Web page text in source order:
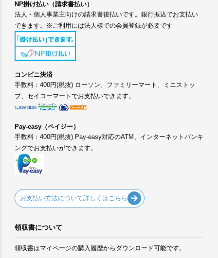
NP掛け払い（請求書払い）
法人・個人事業主向けの請求書後払いです。銀行振込でお支払い
できます。※ご利用には法人様での会員登録が必要です
コンビニ決済
手数料：400円(税抜) ローソン、ファミリーマート、ミニストッ
プ、セイコーマートでお支払いできます。
Pay-easy（ペイジー）
手数料：400円(税抜) Pay-easy対応のATM、インターネットバンキ
ングでお支払いができます。
お支払い方法について詳しくはこちら
領収書について
領収書はマイページの購入履歴からダウンロード可能です。